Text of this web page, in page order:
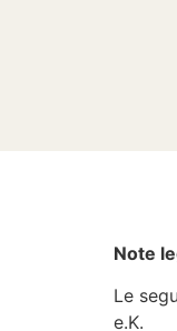
Note
Le
e.K.